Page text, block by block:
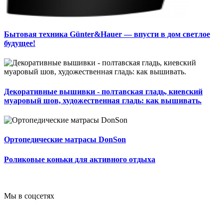
Бытовая техника Günter&Hauer — впусти в дом светлое
будущее!
Декоративные вышивки - полтавская гладь, киевский
муаровый шов, художественная гладь: как вышивать.
Ортопедические матрасы DonSon
Роликовые коньки для активного отдыха
Мы в соцсетях